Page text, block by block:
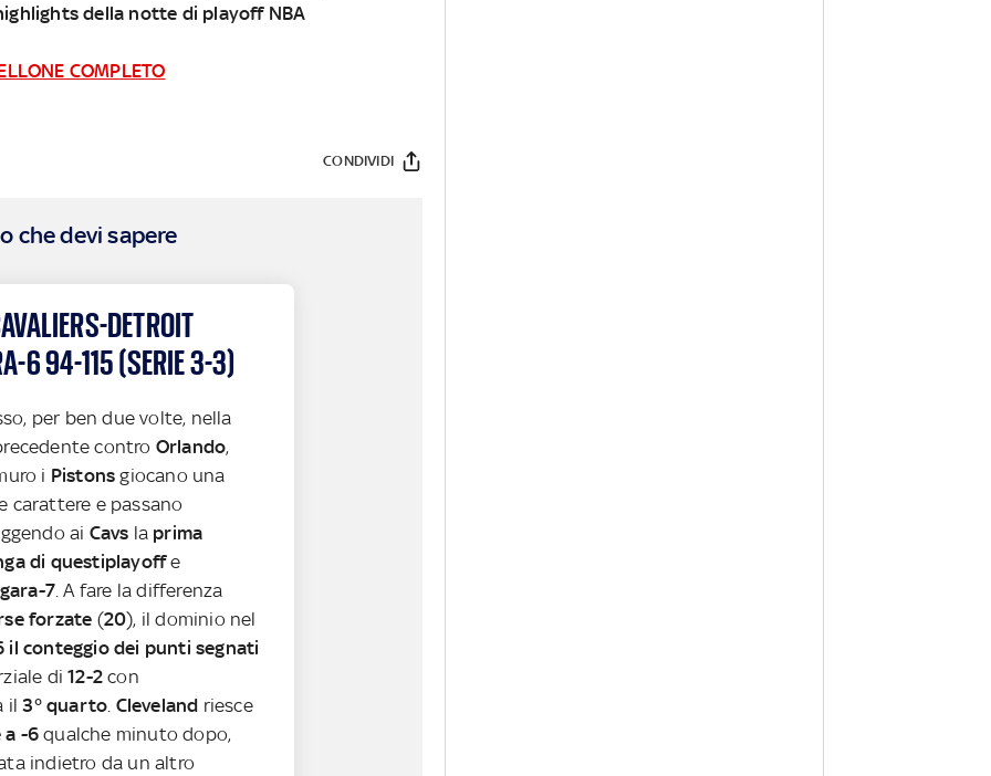
della notte di playoff NBA
COMPLETO
CONDIVIDI
che devi sapere
DETROIT
6 94-115 (SERIE 3-3)
per ben due volte, nella
contro Orlando,
i Pistonsgiocano una
carattere e passano
ai Cavs la prima
di questiplayoffe
gara-7. A fare la differenza
forzate (20), il dominio nel
il conteggio dei punti segnati
di12-2 con
il3° quarto. Cleveland riesce
-6 qualche minuto dopo,
indietro da un altro